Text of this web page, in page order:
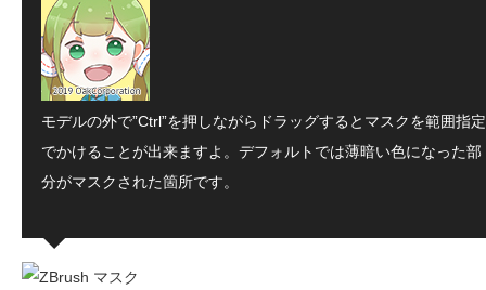
モデルの外で”Ctrl”を押しながらドラッグするとマスクを範囲指定
でかけることが出来ますよ。デフォルトでは薄暗い色になった部
分がマスクされた箇所です。